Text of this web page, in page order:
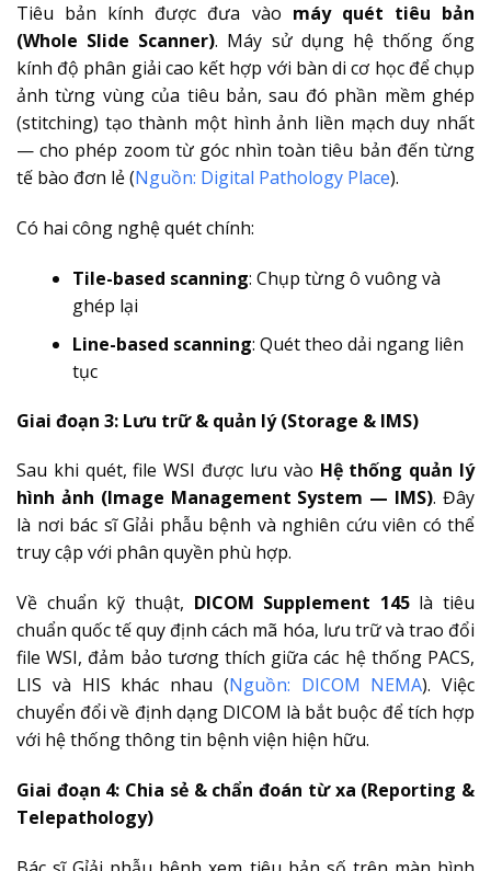
Tiêu bản kính được đưa vào máy quét tiêu bản
(Whole Slide Scanner). Máy sử dụng hệ thống ống
kính độ phân giải cao kết hợp với bàn di cơ học để chụp
ảnh từng vùng của tiêu bản, sau đó phần mềm ghép
(stitching) tạo thành một hình ảnh liền mạch duy nhất
— cho phép zoom từ góc nhìn toàn tiêu bản đến từng
tế bào đơn lẻ (Nguồn: Digital Pathology Place).
Có hai công nghệ quét chính:
Tile-based scanning: Chụp từng ô vuông và
ghép lại
Line-based scanning: Quét theo dải ngang liên
tục
Giai đoạn 3: Lưu trữ & quản lý (Storage & IMS)
Sau khi quét, file WSI được lưu vào Hệ thống quản lý
hình ảnh (Image Management System — IMS). Đây
là nơi bác sĩ Gỉải phẫu bệnh và nghiên cứu viên có thể
truy cập với phân quyền phù hợp.
Về chuẩn kỹ thuật, DICOM Supplement 145là tiêu
chuẩn quốc tế quy định cách mã hóa, lưu trữ và trao đổi
file WSI, đảm bảo tương thích giữa các hệ thống PACS,
LIS và HIS khác nhau (Nguồn: DICOM NEMA). Việc
chuyển đổi về định dạng DICOM là bắt buộc để tích hợp
với hệ thống thông tin bệnh viện hiện hữu.
Giai đoạn 4: Chia sẻ & chẩn đoán từ xa (Reporting &
Telepathology)